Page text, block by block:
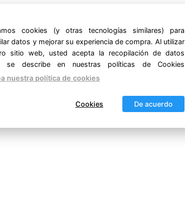
cookies (y otras tecnologías similares) para
datos y mejorar su experiencia de compra. Al utilizar
sitio web, usted acepta la recopilación de datos
se describe en nuestras políticas de Cookies
nuestra política de cookies
De acuerdo
Cookies